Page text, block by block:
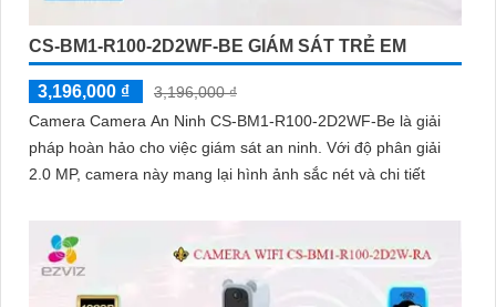
CS-BM1-R100-2D2WF-BE GIÁM SÁT TRẺ EM
3,196,000 ₫
3,196,000 ₫
Camera Camera An Ninh CS-BM1-R100-2D2WF-Be là giải
pháp hoàn hảo cho việc giám sát an ninh. Với độ phân giải
2.0 MP, camera này mang lại hình ảnh sắc nét và chi tiết